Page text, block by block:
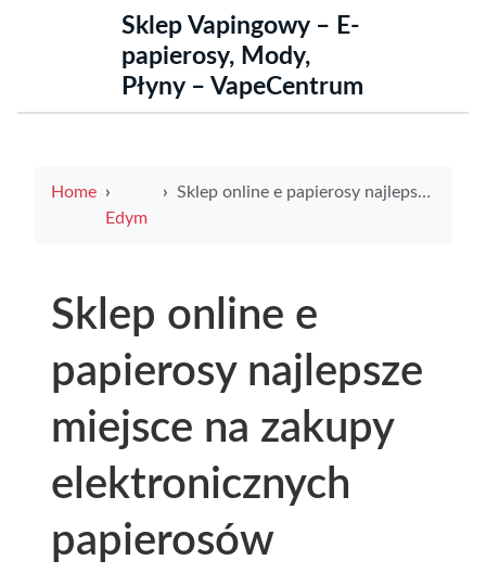
Sklep Vapingowy – E-
papierosy, Mody,
Płyny – VapeCentrum
Home
Edym
Sklep online e papierosy najlepsze miejsce na zakupy elektronicznych papierosów
Sklep online e
papierosy najlepsze
miejsce na zakupy
elektronicznych
papierosów